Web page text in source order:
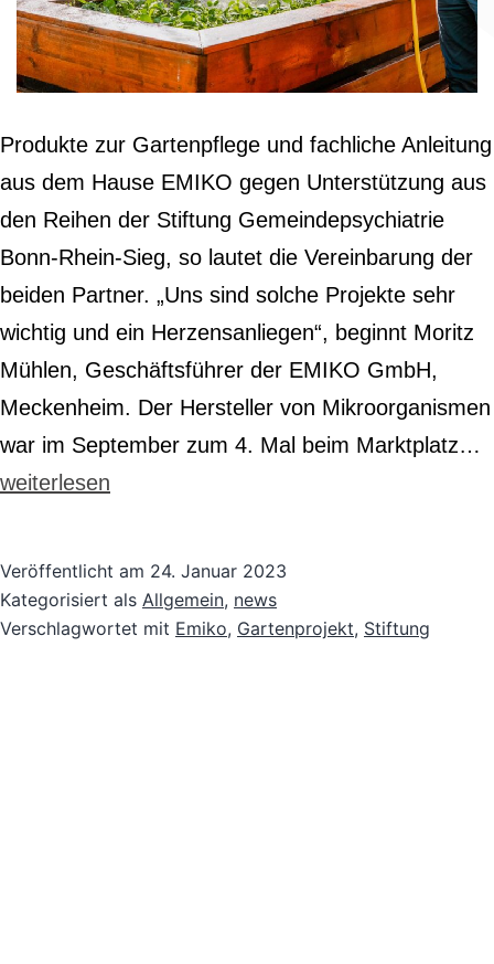
Produkte zur Gartenpflege und fachliche Anleitung
aus dem Hause EMIKO gegen Unterstützung aus
den Reihen der Stiftung Gemeindepsychiatrie
Bonn-Rhein-Sieg, so lautet die Vereinbarung der
beiden Partner. „Uns sind solche Projekte sehr
wichtig und ein Herzensanliegen“, beginnt Moritz
Mühlen, Geschäftsführer der EMIKO GmbH,
Meckenheim. Der Hersteller von Mikroorganismen
war im September zum 4. Mal beim Marktplatz…
weiterlesen
Veröffentlicht am 24. Januar 2023
Kategorisiert als Allgemein, news
Verschlagwortet mit Emiko, Gartenprojekt, Stiftung